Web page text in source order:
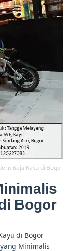
Baja Kayu di Bogor
Bogor
di Bogor
Minimalis